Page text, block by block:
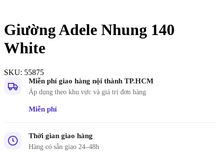
Giường Adele Nhung 140
White
SKU: 55875
Miễn phí giao hàng nội thành TP.HCM
Áp dụng theo khu vực và giá trị đơn hàng
Miễn phí
Thời gian giao hàng
Hàng có sẵn giao 24–48h